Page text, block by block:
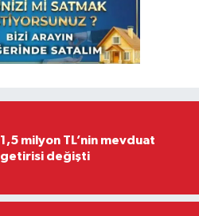
1,5 milyon TL’nin mevduat
getirisi değişti